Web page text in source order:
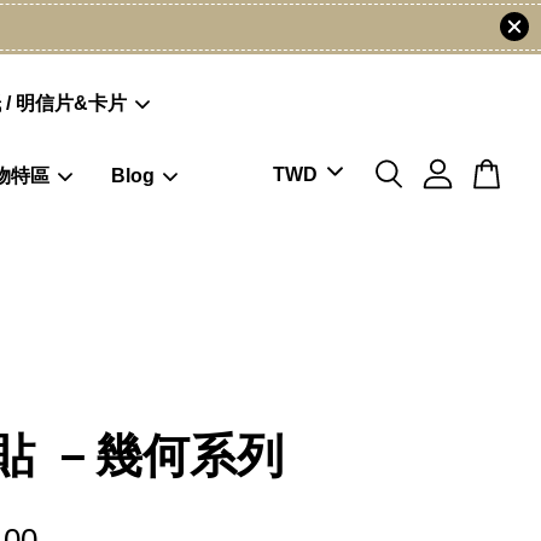
/ 明信片&卡片
特區 Blog
－幾何系列